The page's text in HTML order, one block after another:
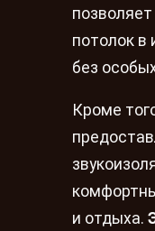
потолок в
без
Кроме
и отдыха.